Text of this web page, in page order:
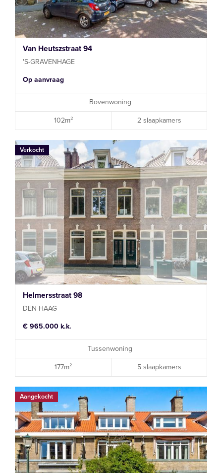
Van Heutszstraat 94
'S-GRAVENHAGE
Op aanvraag
Bovenwoning
102m² 2 slaapkamers
Verkocht
Helmersstraat 98
DEN HAAG
€ 965.000 k.k.
Tussenwoning
177m² 5 slaapkamers
Aangekocht